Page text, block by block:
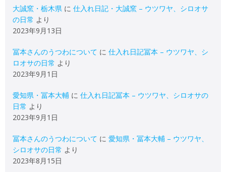
大誠窯・栃木県 に 仕入れ日記・大誠窯 – ウツワヤ、シロオサ
の日常 より
2023年9月13日
冨本さんのうつわについて に 仕入れ日記冨本 – ウツワヤ、シ
ロオサの日常 より
2023年9月1日
愛知県・冨本大輔 に 仕入れ日記冨本 – ウツワヤ、シロオサの
日常 より
2023年9月1日
冨本さんのうつわについて に 愛知県・冨本大輔 – ウツワヤ、
シロオサの日常 より
2023年8月15日